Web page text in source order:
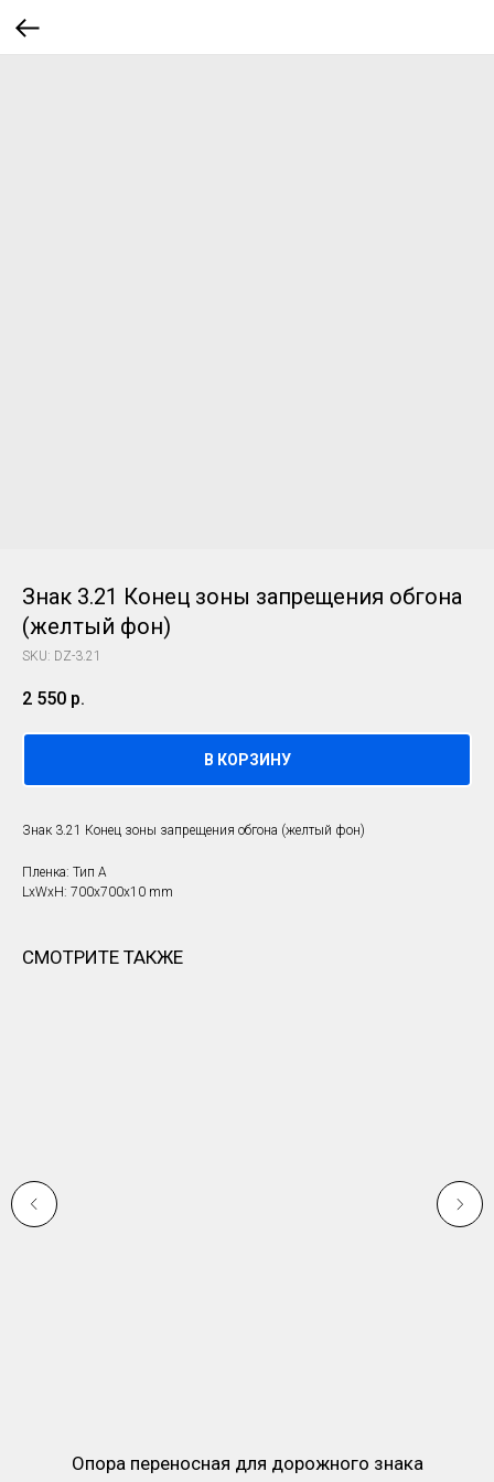
Знак 3.21 Конец зоны запрещения обгона
(желтый фон)
SKU: DZ-3.21
2 550 р.
В КОРЗИНУ
Знак 3.21 Конец зоны запрещения обгона (желтый фон)
Пленка: Тип А
LxWxH: 700x700x10 mm
СМОТРИТЕ ТАКЖЕ
Опора переносная для дорожного знака